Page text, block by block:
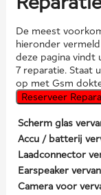
De meest
hieronder
deze pagina vindt
7 reparatie. Staat
op met Gsm
Reserveer
Scherm glas
Accu / batterij
Laadconnector
Earspeaker
Camera voor